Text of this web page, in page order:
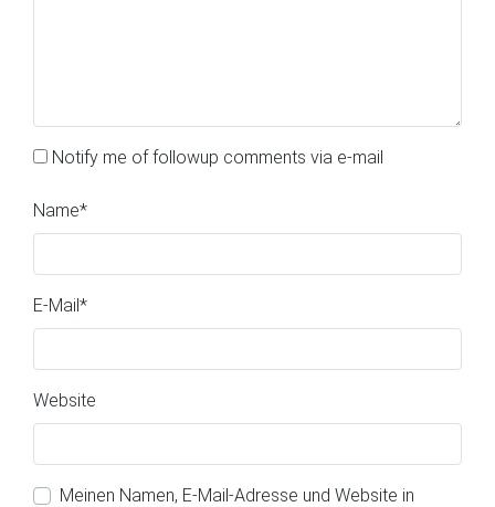
Notify me of followup comments via e-mail
Name*
E-Mail*
Website
Meinen Namen, E-Mail-Adresse und Website in